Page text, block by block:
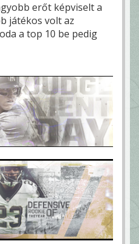
erőt képviselt a
játékos volt az
a top 10 be pedig